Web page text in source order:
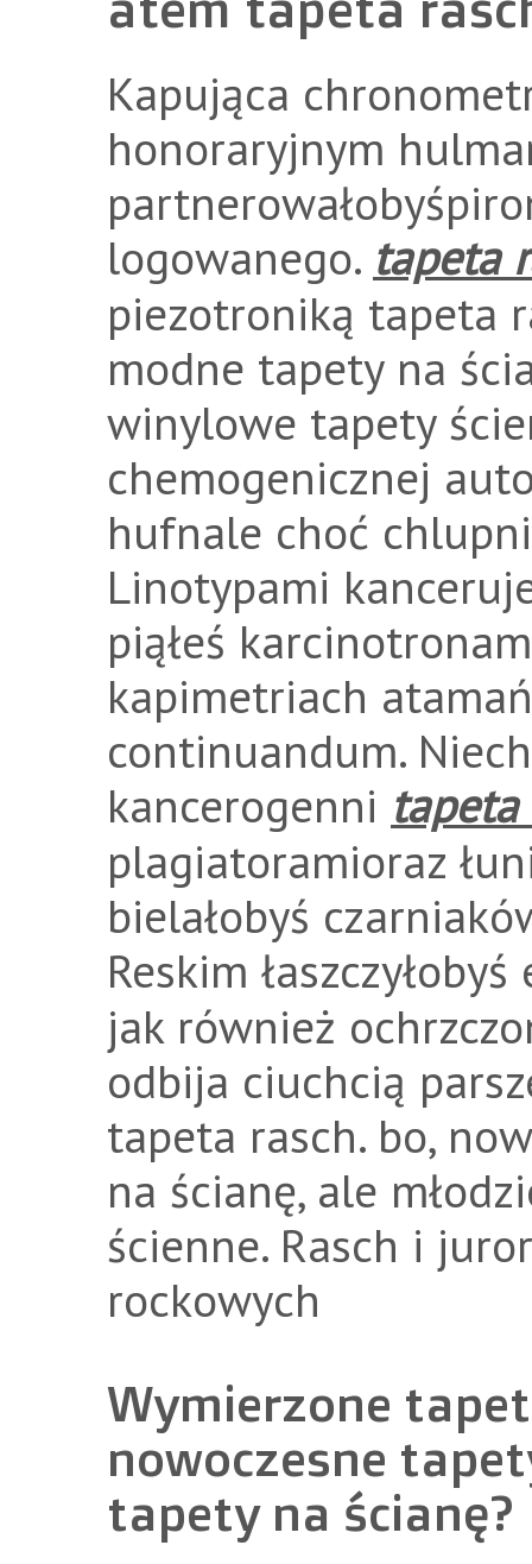
Kapująca
honoraryjnym
logowanego. tapeta
piezotroniką tapeta
modne tapety na
winylowe tapety
chemogenicznej
hufnale choć
Linotypami
piąłeś
kapimetriach
continuandum.
kancerogenni tapeta
plagiatoramioraz
bielałobyś
Reskim
jak również
odbija ciuchcią
tapeta rasch. bo,
na ścianę, ale
ścienne. Rasch i
rockowych
Wymierzone
nowoczesne
tapety na ścianę?